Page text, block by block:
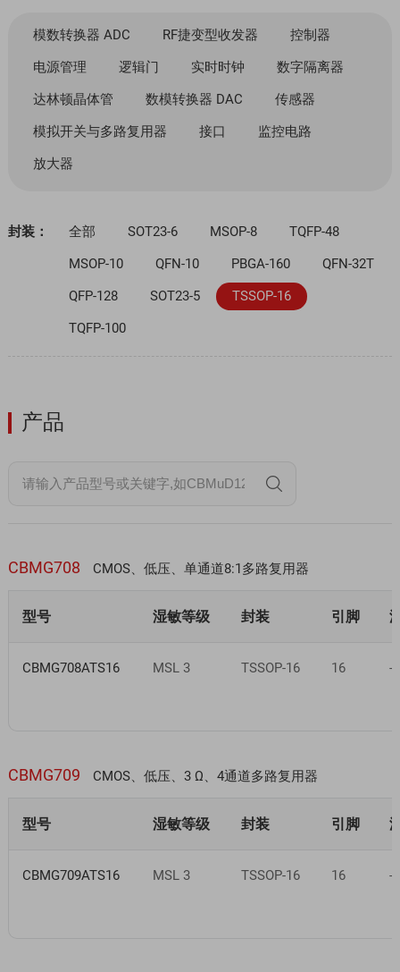
模数转换器 ADC RF捷变型收发器
控制器
电源管理
逻辑门 实时时钟
数字隔离器
达林顿晶体管
数模转换器 DAC
传感器
模拟开关与多路复用器
接口
监控电路
放大器
封装： 全部 SOT23-6 MSOP-8
TQFP-48
MSOP-10
QFN-10 PBGA-160
QFN-32T
QFP-128
SOT23-5
TSSOP-16
TQFP-100
产品
CBMG708 CMOS、低压、单通道8:1多路复用器
型号 湿敏等级 封装 引脚
CBMG708ATS16 MSL 3 TSSOP-16 16 -
CBMG709 CMOS、低压、3 Ω、4通道多路复用器
型号 湿敏等级 封装 引脚
CBMG709ATS16 MSL 3 TSSOP-16 16 -